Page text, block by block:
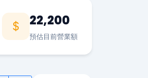
22,200
預估目前營業額